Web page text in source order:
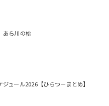
あら川の桃
ュール2026【ひらつーまとめ】